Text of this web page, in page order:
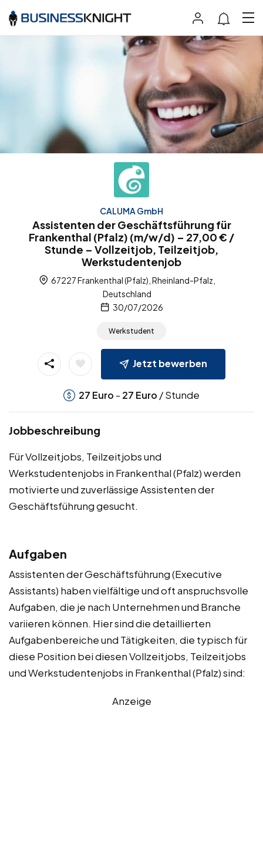
CALUMA GmbH
Assistenten der Geschäftsführung für
Frankenthal (Pfalz) (m/w/d) – 27,00 € /
Stunde – Vollzeitjob, Teilzeitjob,
Werkstudentenjob
67227 Frankenthal (Pfalz), Rheinland-Pfalz,
Deutschland
30/07/2026
Werkstudent
Jetzt bewerben
27 Euro - 27 Euro / Stunde
Jobbeschreibung
Für Vollzeitjobs, Teilzeitjobs und
Werkstudentenjobs in Frankenthal (Pfalz) werden
motivierte und zuverlässige Assistenten der
Geschäftsführung gesucht.
Aufgaben
Assistenten der Geschäftsführung (Executive
Assistants) haben vielfältige und oft anspruchsvolle
Aufgaben, die je nach Unternehmen und Branche
variieren können. Hier sind die detaillierten
Aufgabenbereiche und Tätigkeiten, die typisch für
diese Position bei diesen Vollzeitjobs, Teilzeitjobs
und Werkstudentenjobs in Frankenthal (Pfalz) sind:
Anzeige